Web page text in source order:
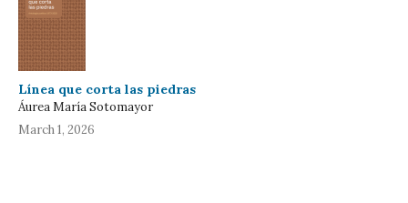
Línea que corta las piedras
Áurea María Sotomayor
March 1, 2026